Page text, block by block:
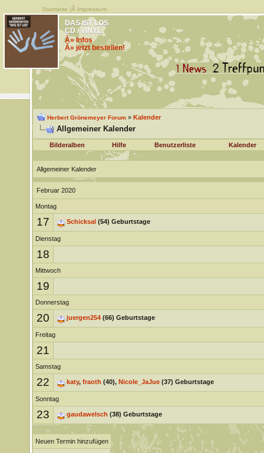
Startseite |Â Impressum
DAS IST LOS
CD / VINYL
Â» Infos
Â» jetzt bestellen!
Herbert Grönemeyer Forum» Kalender
Allgemeiner Kalender
Bilderalben Hilfe Benutzerliste Kalender
Allgemeiner Kalender
Februar 2020
Montag
17 Schicksal (54) Geburtstage
Dienstag
18
Mittwoch
19
Donnerstag
20 juergen254(66) Geburtstage
Freitag
21
Samstag
22 katy, fraoth (40), Nicole_JaJue(37) Geburtstage
Sonntag
23 gaudawelsch (38) Geburtstage
Neuen Termin hinzufügen